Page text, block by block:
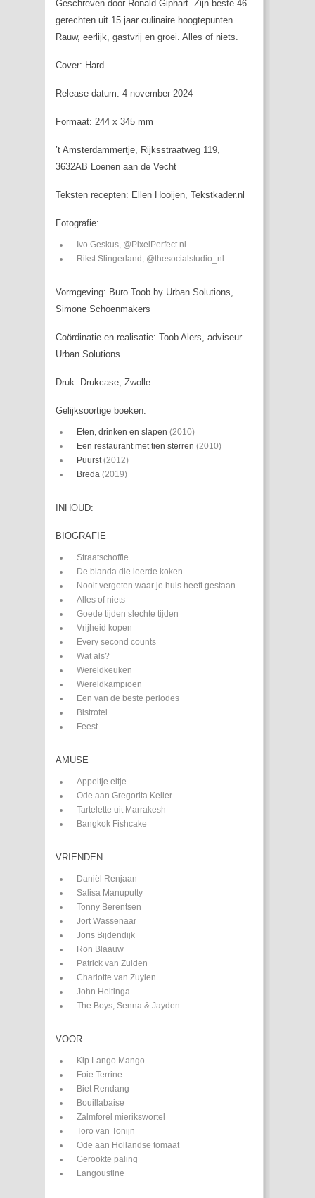
Geschreven door Ronald Giphart. Zijn beste 46
gerechten uit 15 jaar culinaire hoogtepunten.
Rauw, eerlijk, gastvrij en groei. Alles of niets.
Cover: Hard
Release datum: 4 november 2024
Formaat: 244 x 345 mm
’t Amsterdammertje, Rijksstraatweg 119,
3632AB Loenen aan de Vecht
Teksten recepten: Ellen Hooijen, Tekstkader.nl
Fotografie:
Ivo Geskus, @PixelPerfect.nl
Rikst Slingerland, @thesocialstudio_nl
Vormgeving: Buro Toob by Urban Solutions,
Simone Schoenmakers
Coördinatie en realisatie: Toob Alers, adviseur
Urban Solutions
Druk: Drukcase, Zwolle
Gelijksoortige boeken:
Eten, drinken en slapen (2010)
Een restaurant met tien sterren (2010)
Puurst(2012)
Breda (2019)
INHOUD:
BIOGRAFIE
Straatschoffie
De blanda die leerde koken
Nooit vergeten waar je huis heeft gestaan
Alles of niets
Goede tijden slechte tijden
Vrijheid kopen
Every second counts
Wat als?
Wereldkeuken
Wereldkampioen
Een van de beste periodes
Bistrotel
Feest
AMUSE
Appeltje eitje
Ode aan Gregorita Keller
Tartelette uit Marrakesh
Bangkok Fishcake
VRIENDEN
Daniël Renjaan
Salisa Manuputty
Tonny Berentsen
Jort Wassenaar
Joris Bijdendijk
Ron Blaauw
Patrick van Zuiden
Charlotte van Zuylen
John Heitinga
The Boys, Senna & Jayden
VOOR
Kip Lango Mango
Foie Terrine
Biet Rendang
Bouillabaise
Zalmforel mierikswortel
Toro van Tonijn
Ode aan Hollandse tomaat
Gerookte paling
Langoustine